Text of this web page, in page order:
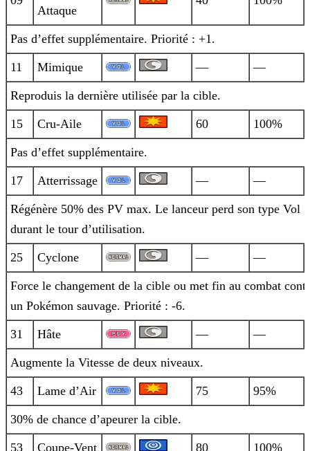
Attaque
Pas d’effet supplémentaire. Priorité : +1.
11 Mimique — —
Reproduis la dernière utilisée par la cible.
15 Cru-Aile 60 100%
Pas d’effet supplémentaire.
17 Atterrissage — —
Régénère 50% des PV max. Le lanceur perd son type Vol
durant le tour d’utilisation.
25 Cyclone — —
Force le changement de la cible ou met fin au combat
un Pokémon sauvage. Priorité : -6.
31 Hâte — —
Augmente la Vitesse de deux niveaux.
43 Lame d’Air 75 95%
30% de chance d’apeurer la cible.
53 Coupe-Vent 80 100%